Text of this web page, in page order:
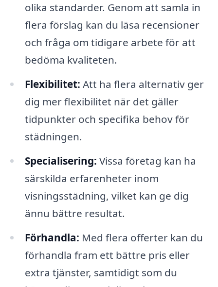
olika standarder. Genom att samla in
flera förslag kan du läsa recensioner
och fråga om tidigare arbete för att
bedöma kvaliteten.
Flexibilitet: Att ha flera alternativ ger
dig mer flexibilitet när det gäller
tidpunkter och specifika behov för
städningen.
Specialisering: Vissa företag kan ha
särskilda erfarenheter inom
visningsstädning, vilket kan ge dig
ännu bättre resultat.
Förhandla: Med flera offerter kan du
förhandla fram ett bättre pris eller
extra tjänster, samtidigt som du